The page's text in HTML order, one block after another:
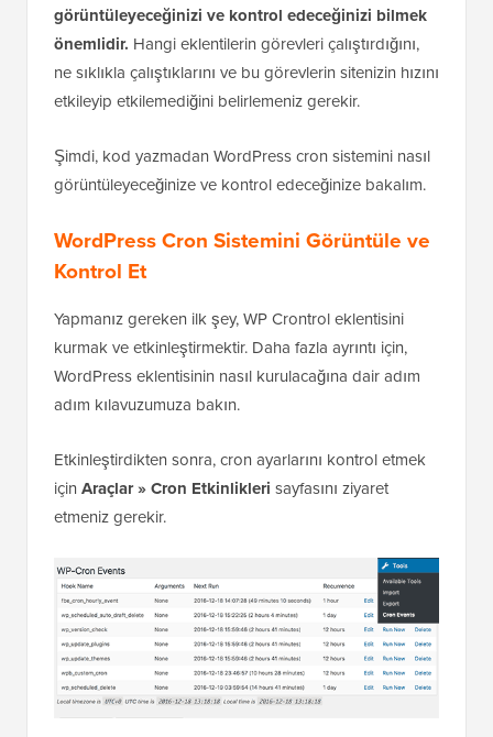
görüntüleyeceğinizi ve kontrol edeceğinizi bilmek
önemlidir. Hangi eklentilerin görevleri çalıştırdığını,
ne sıklıkla çalıştıklarını ve bu görevlerin sitenizin hızını
etkileyip etkilemediğini belirlemeniz gerekir.
Şimdi, kod yazmadan WordPress cron sistemini nasıl
görüntüleyeceğinize ve kontrol edeceğinize bakalım.
WordPress Cron Sistemini Görüntüle ve
Kontrol Et
Yapmanız gereken ilk şey, WP Crontrol eklentisini
kurmak ve etkinleştirmektir. Daha fazla ayrıntı için,
WordPress eklentisinin nasıl kurulacağına dair adım
adım kılavuzumuza bakın.
Etkinleştirdikten sonra, cron ayarlarını kontrol etmek
için Araçlar » Cron Etkinlikleri sayfasını ziyaret
etmeniz gerekir.